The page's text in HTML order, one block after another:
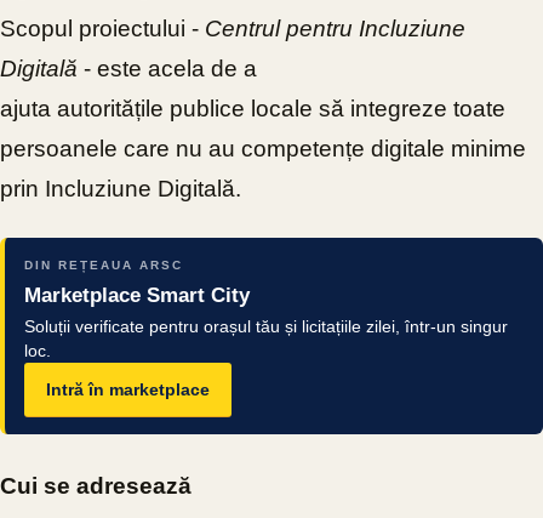
Scopul proiectului - Centrul pentru Incluziune
Digitală - este acela de a
ajuta autoritățile publice locale să integreze toate
persoanele care nu au competențe digitale minime
prin Incluziune Digitală.
DIN REȚEAUA ARSC
Marketplace Smart City
Soluții verificate pentru orașul tău și licitațiile zilei, într-un singur
loc.
Intră în marketplace
Cui se adresează